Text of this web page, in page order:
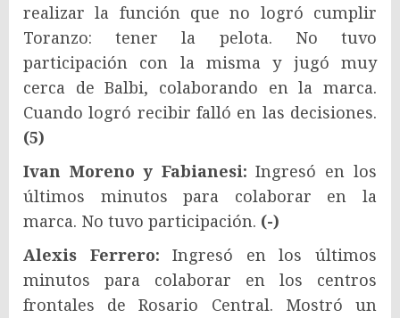
realizar la función que no logró cumplir
Toranzo: tener la pelota. No tuvo
participación con la misma y jugó muy
cerca de Balbi, colaborando en la marca.
Cuando logró recibir falló en las decisiones.
(5)
Ivan Moreno y Fabianesi: Ingresó en los
últimos minutos para colaborar en la
marca. No tuvo participación. (-)
Alexis Ferrero: Ingresó en los últimos
minutos para colaborar en los centros
frontales de Rosario Central. Mostró un